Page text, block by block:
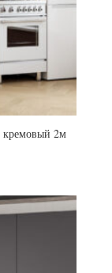
2м